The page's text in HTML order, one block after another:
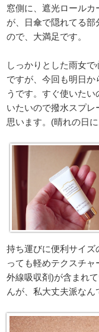
窓側に、遮光ロール
が、日傘で隠れてる
ので、大満足です。
しっかりとした雨女
ですが、今回も明日か
うです。すぐ使いた
いたいので撥水スプレ
思います。(晴れの日
持ち運びに便利サイズ
っても軽めテクスチ
外線吸収剤)が含まれ
んが、私大丈夫派なん